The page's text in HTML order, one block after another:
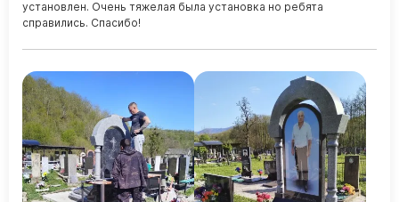
установлен. Очень тяжелая была установка но ребята
справились. Спасибо!